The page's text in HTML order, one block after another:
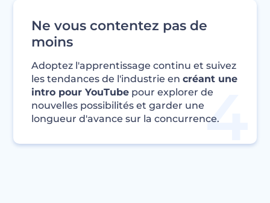
Ne vous contentez pas de
moins
Adoptez l'apprentissage continu et suivez
les tendances de l'industrie encréant une
intro pour YouTube pour explorer de
nouvelles possibilités et garder une
longueur d'avance sur la concurrence.